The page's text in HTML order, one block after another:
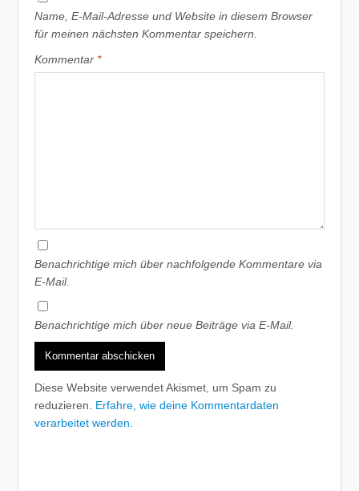
Name, E-Mail-Adresse und Website in diesem Browser
für meinen nächsten Kommentar speichern.
Kommentar *
Benachrichtige mich über nachfolgende Kommentare via
E-Mail.
Benachrichtige mich über neue Beiträge via E-Mail.
Diese Website verwendet Akismet, um Spam zu
reduzieren. Erfahre, wie deine Kommentardaten
verarbeitet werden.